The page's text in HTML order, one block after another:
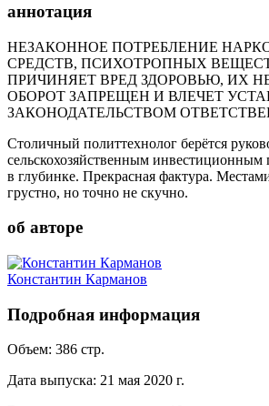
аннотация
НЕЗАКОННОЕ ПОТРЕБЛЕНИЕ
СРЕДСТВ, ПСИХОТРОПНЫХ
ПРИЧИНЯЕТ ВРЕД ЗДОРОВЬЮ, ИХ
ОБОРОТ ЗАПРЕЩЕН И ВЛЕЧЕТ
ЗАКОНОДАТЕЛЬСТВОМ
Столичный политтехнолог берётся
сельскохозяйственным инвестиционным
в глубинке. Прекрасная фактура.
грустно, но точно не скучно.
об авторе
Константин Карманов
Подробная информация
Объем: 386 стр.
Дата выпуска: 21 мая 2020 г.